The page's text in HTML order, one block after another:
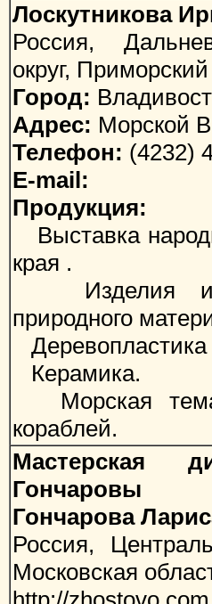
Лоскутникова
Россия,
округ,
Город:
Адрес: Морской
Телефон: (4232)
E-mail:
Продукция:
Выставка
края .
Изделия и
природного
Деревопластика
Керамика.
Морская
кораблей.
Мастерская
Гончаровы
Гончарова
Россия,
Московская